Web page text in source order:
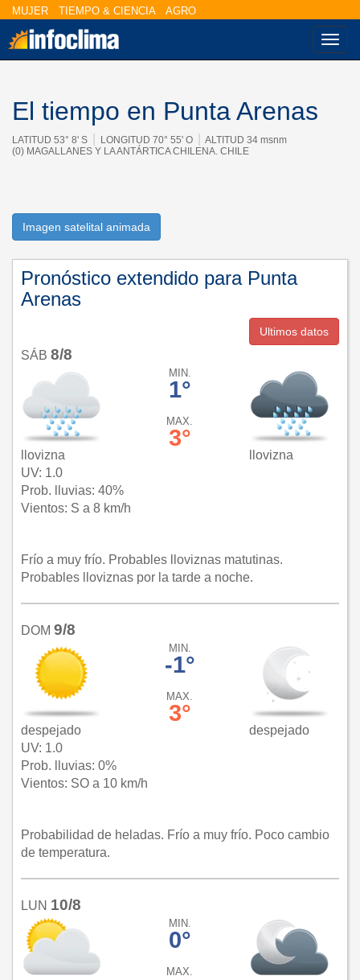
MUJER TIEMPO & CIENCIA AGRO
El tiempo en Punta Arenas
LATITUD 53° 8' S LONGITUD 70° 55' O
ALTITUD 34 msnm
(0) MAGALLANES Y LA ANTÁRTICA CHILENA. CHILE
Imagen satelital animada
Pronóstico extendido para Punta
Arenas
Ultimos datos
SÁB 8/8
llovizna
MIN.
1°
MAX.
3°
llovizna
UV: 1.0
Prob. lluvias: 40%
Vientos: S a 8 km/h
Frío a muy frío. Probables lloviznas matutinas.
Probables lloviznas por la tarde a noche.
DOM 9/8
despejado
MIN.
-1°
MAX.
3°
despejado
UV: 1.0
Prob. lluvias: 0%
Vientos: SO a 10 km/h
Probabilidad de heladas. Frío a muy frío. Poco cambio
de temperatura.
LUN 10/8
MIN.
0°
MAX.